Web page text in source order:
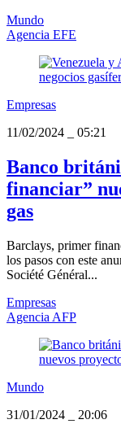
Mundo
Agencia EFE
Empresas
11/02/2024
05:21
Banco
financiar”
gas
Barclays, primer
los pasos con este
Société Général...
Empresas
Agencia AFP
Mundo
31/01/2024
20:06